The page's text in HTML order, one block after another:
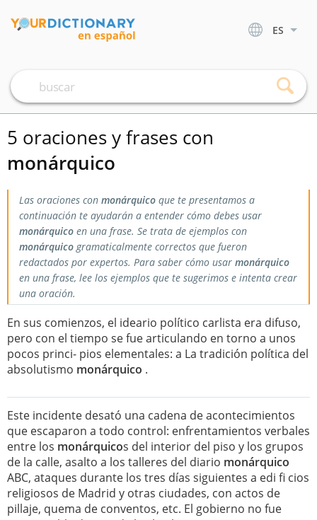
ES
5 oraciones y frases con
monárquico
Las oraciones con monárquico que te presentamos a
continuación te ayudarán a entender cómo debes usar
monárquico en una frase. Se trata de ejemplos con
monárquicogramaticalmente correctos que fueron
redactados por expertos. Para saber cómo usar monárquico
en una frase, lee los ejemplos que te sugerimos e intenta crear
una oración.
En sus comienzos, el ideario político carlista era difuso,
pero con el tiempo se fue articulando en torno a unos
pocos princi- pios elementales: a La tradición política del
absolutismo monárquico .
Este incidente desató una cadena de acontecimientos
que escaparon a todo control: enfrentamientos verbales
entre los monárquicos del interior del piso y los grupos
de la calle, asalto a los talleres del diario monárquico
ABC, ataques durante los tres días siguientes a edi fi cios
religiosos de Madrid y otras ciudades, con actos de
pillaje, quema de conventos, etc. El gobierno no fue